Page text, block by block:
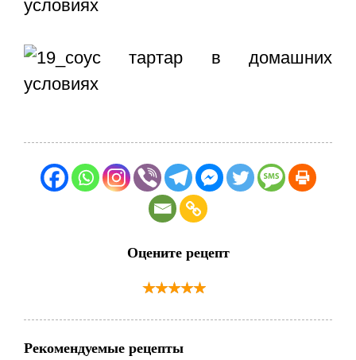
Оцените рецепт
Рекомендуемые рецепты